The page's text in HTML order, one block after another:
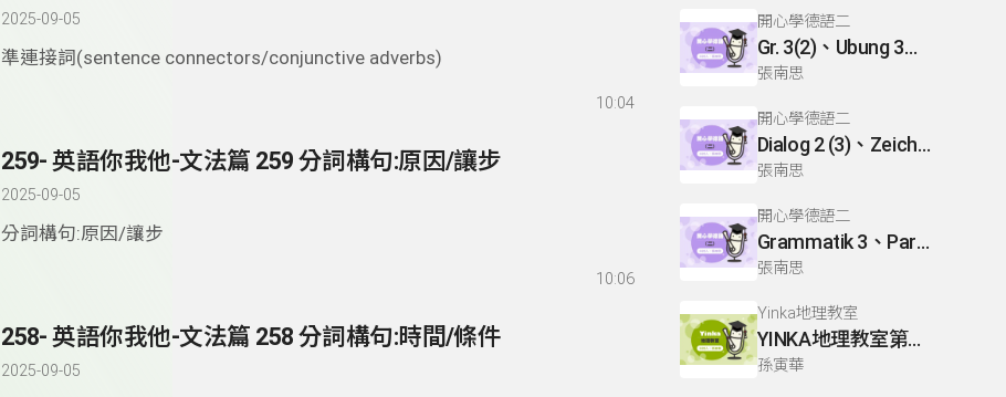
2025-09-05
準連接詞(sentence connectors/conjunctive adverbs)
10:04
259- 英語你我他-文法篇 259 分詞構句:原因/讓步
2025-09-05
分詞構句:原因/讓步
10:06
258- 英語你我他-文法篇 258 分詞構句:時間/條件
2025-09-05
開心學德語二
Gr. 3(2)、Ubung 3、Gr. 2(1)
張南思
開心學德語二
Dialog 2 (3)、Zeichnen: einen Mann、Lesetext 1(1)
張南思
開心學德語二
Grammatik 3、Partnerubungen Nr. 1, 3、Dialog 2(1)
張南思
Yinka地理教室
YINKA地理教室第一冊 P22-26
孫寅華